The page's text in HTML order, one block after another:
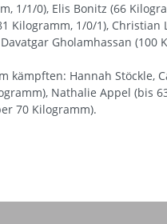
1/1/0), Elis Bonitz (66
Kilogramm, 1/0/1),
Gholamhassan
kämpften: Hannah Stöckle,
Nathalie Appel (bis
70 Kilogramm).